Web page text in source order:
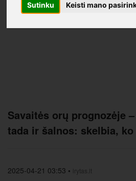
Sutinku Keisti mano
Savaitės orų prognozėje
tada ir šalnos: skelbia,
2025-04-21 03:53 • lrytas.lt